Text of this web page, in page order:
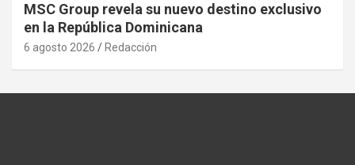
MSC Group revela su nuevo destino exclusivo
en la República Dominicana
6 agosto 2026 Redacción